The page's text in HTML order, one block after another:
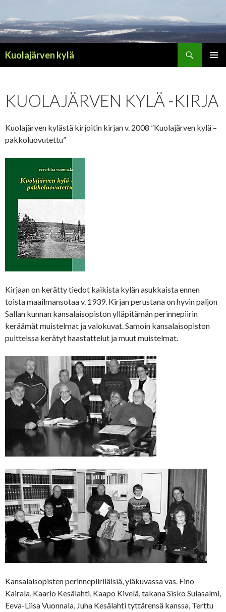
Kuolajärven kylä
KUOLAJÄRVEN KYLÄ -KIRJA
Kuolajärven kylästä kirjoitin kirjan v. 2008 ”Kuolajärven kylä –
pakkoluovutettu”
Kirjaan on kerätty tiedot kaikista kylän asukkaista ennen
toista maailmansotaa v. 1939. Kirjan perustana on hyvin paljon
Sallan kunnan kansalaisopiston ylläpitämän perinnepiirin
keräämät muistelmat ja valokuvat. Samoin kansalaisopiston
puitteissa kerätyt haastattelut ja muut muistelmat.
Kansalaisopisten perinnepiiriläisiä, yläkuvassa vas. Eino
Kairala, Kaarlo Kesälahti, Kaapo Kivelä, takana Sisko Sulasalmi,
Eeva-Liisa Vuonnala, Juha Kesälahti tyttärensä kanssa, Terttu